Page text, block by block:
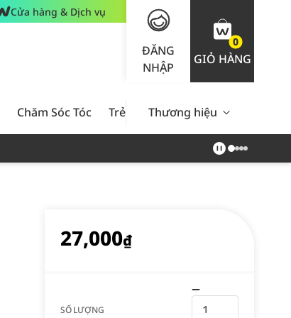
Cửa hàng & Dịch vụ
ĐĂNG
NHẬP
0
GIỎ HÀNG
Chăm Sóc Tóc Trẻ Em Nam Giới Chăm Sóc
Thương hiệu
27,000₫
SỐ LƯỢNG